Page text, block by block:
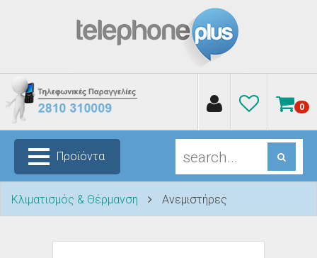
0
Προϊόντα
Κλιματισμός & Θέρμανση Ανεμιστήρες